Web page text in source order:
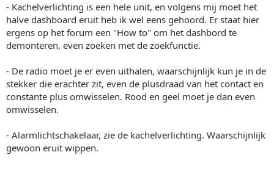
- Kachelverlichting is een hele unit, en volgens mij moet het
halve dashboard eruit heb ik wel eens gehoord. Er staat hier
ergens op het forum een "How to" om het dashbord te
demonteren, even zoeken met de zoekfunctie.
- De radio moet je er even uithalen, waarschijnlijk kun je in de
stekker die erachter zit, even de plusdraad van het contact en
constante plus omwisselen. Rood en geel moet je dan even
omwisselen.
- Alarmlichtschakelaar, zie de kachelverlichting. Waarschijnlijk
gewoon eruit wippen.